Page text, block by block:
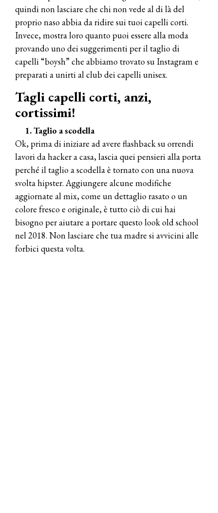
quindi non lasciare che chi non vede al di là del
proprio naso abbia da ridire sui tuoi capelli corti.
Invece, mostra loro quanto puoi essere alla moda
provando uno dei suggerimenti per il taglio di
capelli “boysh” che abbiamo trovato su Instagram e
preparati a unirti al club dei capelli unisex.
Tagli capelli corti, anzi,
cortissimi!
1. Taglio a scodella
Ok, prima di iniziare ad avere flashback su orrendi
lavori da hacker a casa, lascia quei pensieri alla porta
perché il taglio a scodella è tornato con una nuova
svolta hipster. Aggiungere alcune modifiche
aggiornate al mix, come un dettaglio rasato o un
colore fresco e originale, è tutto ciò di cui hai
bisogno per aiutare a portare questo look old school
nel 2018. Non lasciare che tua madre si avvicini alle
forbici questa volta.